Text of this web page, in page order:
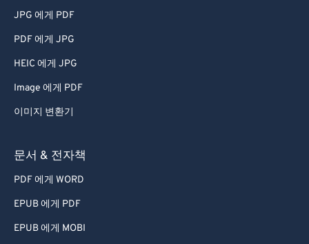
JPG 에게 PDF
PDF 에게 JPG
HEIC 에게 JPG
Image 에게 PDF
이미지 변환기
문서 & 전자책
PDF 에게 WORD
EPUB 에게 PDF
EPUB 에게 MOBI